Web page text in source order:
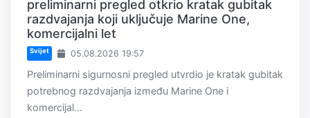
preliminarni pregled otkrio kratak gubitak
razdvajanja koji uključuje Marine One,
komercijalni let
Svijet 05.08.2026 19:57
Preliminarni sigurnosni pregled utvrdio je kratak gubitak
potrebnog razdvajanja između Marine One i
komercijal...